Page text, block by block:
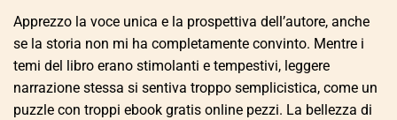
Apprezzo la voce unica e la prospettiva dell’autore, anche
se la storia non mi ha completamente convinto. Mentre i
temi del libro erano stimolanti e tempestivi, leggere
narrazione stessa si sentiva troppo semplicistica, come un
puzzle con troppi ebook gratis online pezzi. La bellezza di